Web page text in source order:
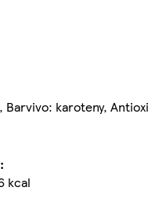
karoteny,
kcal